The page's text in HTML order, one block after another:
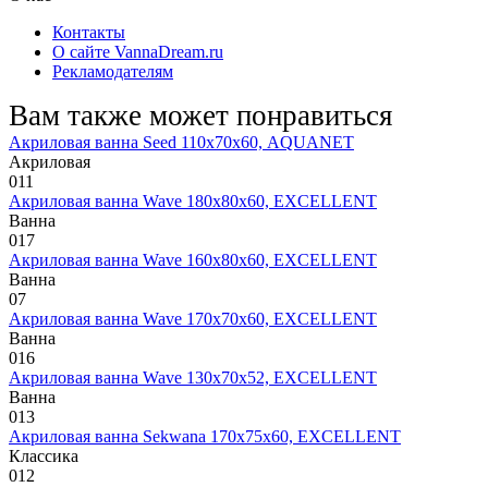
Контакты
О сайте VannaDream.ru
Рекламодателям
Вам также может понравиться
Акриловая ванна Seed 110х70х60, AQUANET
Акриловая
011
Акриловая ванна Wave 180х80х60, EXCELLENT
Ванна
017
Акриловая ванна Wave 160х80х60, EXCELLENT
Ванна
07
Акриловая ванна Wave 170х70х60, EXCELLENT
Ванна
016
Акриловая ванна Wave 130х70х52, EXCELLENT
Ванна
013
Акриловая ванна Sekwana 170х75х60, EXCELLENT
Классика
012